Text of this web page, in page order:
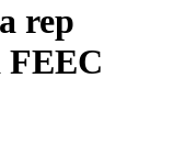
rep
FEEC